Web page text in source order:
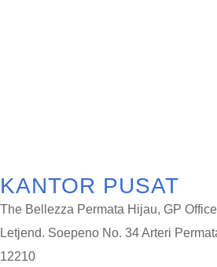
KANTOR PUSAT
The Bellezza Permata Hijau, GP
Letjend. Soepeno No. 34 Arteri
12210